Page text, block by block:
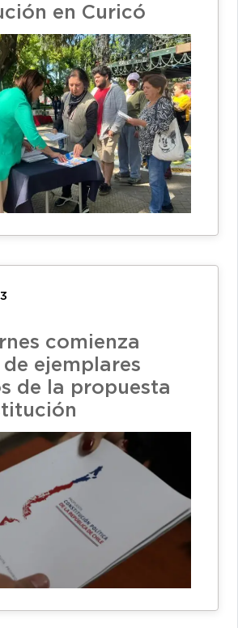
en Curicó
comienza
ejemplares
de la propuesta